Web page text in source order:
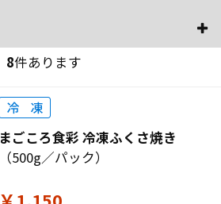
8件あります
まごころ食彩 冷凍ふくさ焼き
（500g／パック）